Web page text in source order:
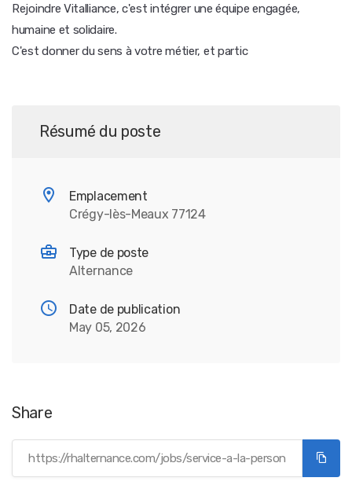
Rejoindre Vitalliance, c'est intégrer une équipe engagée,
humaine et solidaire.
C'est donner du sens à votre métier, et partic
Résumé du poste
Emplacement
Crégy-lès-Meaux 77124
Type de poste
Alternance
Date de publication
May 05, 2026
Share